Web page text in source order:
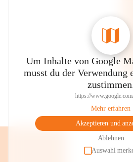
Um Inhalte von Google
musst du der Verwendung
https://
Mehr erfahren
Akzeptieren und
Ablehnen
Auswahl